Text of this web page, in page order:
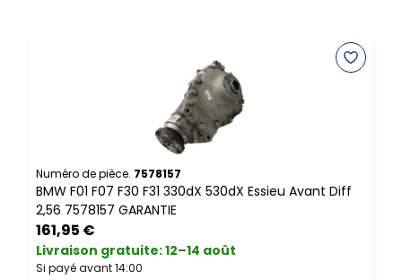
Numéro de pièce. 7578157
BMW F01 F07 F30 F31 330dX 530dX Essieu Avant Diff
2,56 7578157 GARANTIE
161,95 €
Livraison gratuite:12–14 août
Si payé avant 14:00